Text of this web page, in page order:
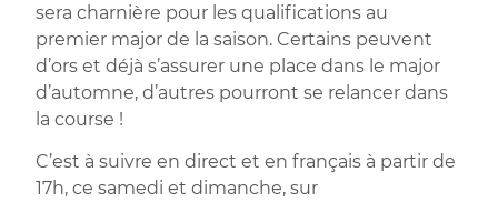
sera charnière pour les qualifications au
premier major de la saison. Certains peuvent
d’ors et déjà s’assurer une place dans le major
d’automne, d’autres pourront se relancer dans
la course !
C’est à suivre en direct et en français à partir de
17h, ce samedi et dimanche, sur